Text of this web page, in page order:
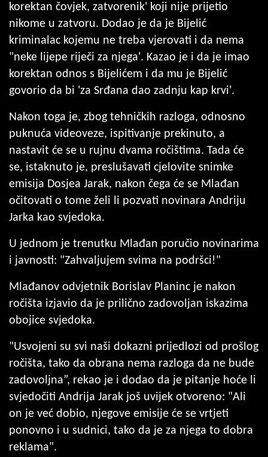
korektan čovjek, zatvorenik' koji nije prijetio
nikome u zatvoru. Dodao je da je Bijelić
kriminalac kojemu ne treba vjerovati i da nema
"neke lijepe riječi za njega'. Kazao je i da je imao
korektan odnos s Bijelićem i da mu je Bijelić
govorio da bi 'za Srđana dao zadnju kap krvi'.
Nakon toga je, zbog tehničkih razloga, odnosno
puknuća videoveze, ispitivanje prekinuto, a
nastavit će se u rujnu dvama ročištima. Tada će
se, istaknuto je, preslušavati cjelovite snimke
emisija Dosjea Jarak, nakon čega će se Mlađan
očitovati o tome želi li pozvati novinara Andriju
Jarka kao svjedoka.
U jednom je trenutku Mlađan poručio novinarima
i javnosti: "Zahvaljujem svima na podršci!"
Mlađanov odvjetnik Borislav Planinc je nakon
ročišta izjavio da je prilično zadovoljan iskazima
obojice svjedoka.
"Usvojeni su svi naši dokazni prijedlozi od prošlog
ročišta, tako da obrana nema razloga da ne bude
zadovoljna”, rekao je i dodao da je pitanje hoće li
svjedočiti Andrija Jarak još uvijek otvoreno: "Ali
on je već dobio, njegove emisije će se vrtjeti
ponovno i u sudnici, tako da je za njega to dobra
reklama".